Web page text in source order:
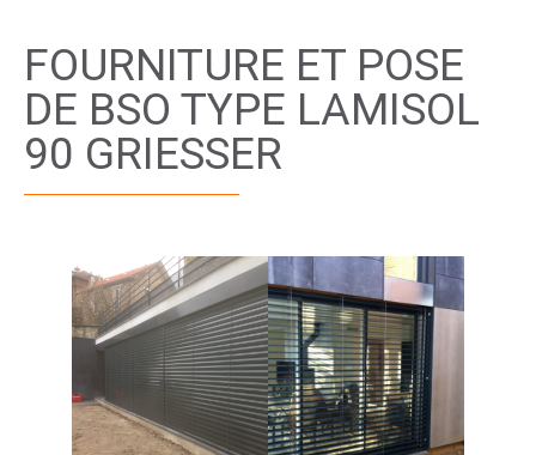
FOURNITURE ET POSE
DE BSO TYPE LAMISOL
90 GRIESSER